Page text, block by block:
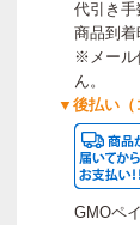
代引き手
商品到着
※メール
ん。
▼後払い（
GMOペ